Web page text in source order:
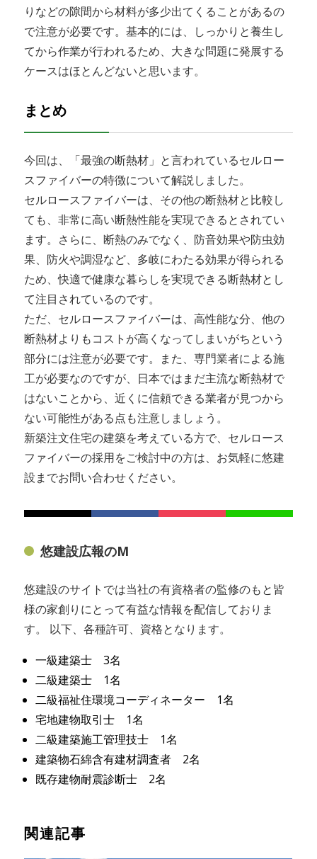
りなどの隙間から材料が多少出てくることがあるの
で注意が必要です。基本的には、しっかりと養生し
てから作業が行われるため、大きな問題に発展する
ケースはほとんどないと思います。
まとめ
今回は、「最強の断熱材」と言われているセルロー
スファイバーの特徴について解説しました。
セルロースファイバーは、その他の断熱材と比較し
ても、非常に高い断熱性能を実現できるとされてい
ます。さらに、断熱のみでなく、防音効果や防虫効
果、防火や調湿など、多岐にわたる効果が得られる
ため、快適で健康な暮らしを実現できる断熱材とし
て注目されているのです。
ただ、セルロースファイバーは、高性能な分、他の
断熱材よりもコストが高くなってしまいがちという
部分には注意が必要です。また、専門業者による施
工が必要なのですが、日本ではまだ主流な断熱材で
はないことから、近くに信頼できる業者が見つから
ない可能性がある点も注意しましょう。
新築注文住宅の建築を考えている方で、セルロース
ファイバーの採用をご検討中の方は、お気軽に悠建
設までお問い合わせください。
悠建設広報のM
悠建設のサイトでは当社の有資格者の監修のもと皆
様の家創りにとって有益な情報を配信しておりま
す。 以下、各種許可、資格となります。
一級建築士 3名
二級建築士 1名
二級福祉住環境コーディネーター 1名
宅地建物取引士 1名
二級建築施工管理技士 1名
建築物石綿含有建材調査者 2名
既存建物耐震診断士 2名
関連記事